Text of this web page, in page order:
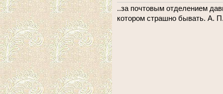
..за почтовым отделением
котором страшно бывать. А.